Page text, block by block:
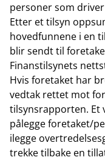
personer som
Etter et tilsyn
hovedfunnene i en
blir sendt til
Finanstilsynets
Hvis foretaket har
vedtak rettet mot
tilsynsrapporten. Et
pålegge foretaket/
ilegge
trekke tilbake en